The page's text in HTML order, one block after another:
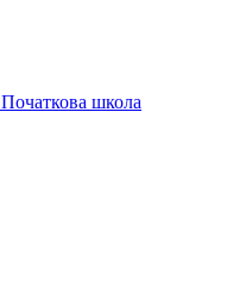
Початкова школа